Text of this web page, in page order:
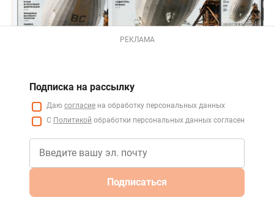
РЕКЛАМА
Подписка на рассылку
Даю согласие на обработку персональных данных
С Политикой обработки персональных данных согласен
Подписаться